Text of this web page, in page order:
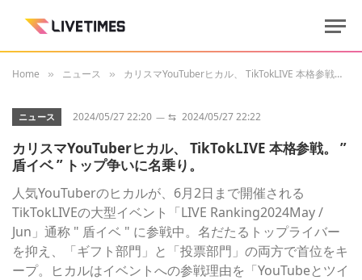
Home » ニュース » カリスマYouTuberヒカル、 TikTokLIVE 本格参戦。 ” 盾イベ ” トップ争いに名乗り。
ニュース 2024/05/27 22:20 ⇆ 2024/05/27 22:22
カリスマYouTuberヒカル、 TikTokLIVE 本格参戦。 ”
盾イベ ” トップ争いに名乗り。
人気YouTuberのヒカルが、6月2日まで開催される
TikTokLIVEの大型イベント「LIVE Ranking2024May /
Jun」通称 " 盾イベ " に参戦中。名だたるトップライバー
を抑え、「ギフト部門」と「投票部門」の両方で首位をキ
ープ。ヒカルはイベントへの参戦理由を「YouTubeとツイ